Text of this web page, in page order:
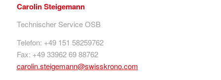
Carolin Steigemann
Technischer Service OSB
Telefon: +49 151 58259762
Fax: +49 33962 69 88762
carolin.steigemann@swisskrono.com